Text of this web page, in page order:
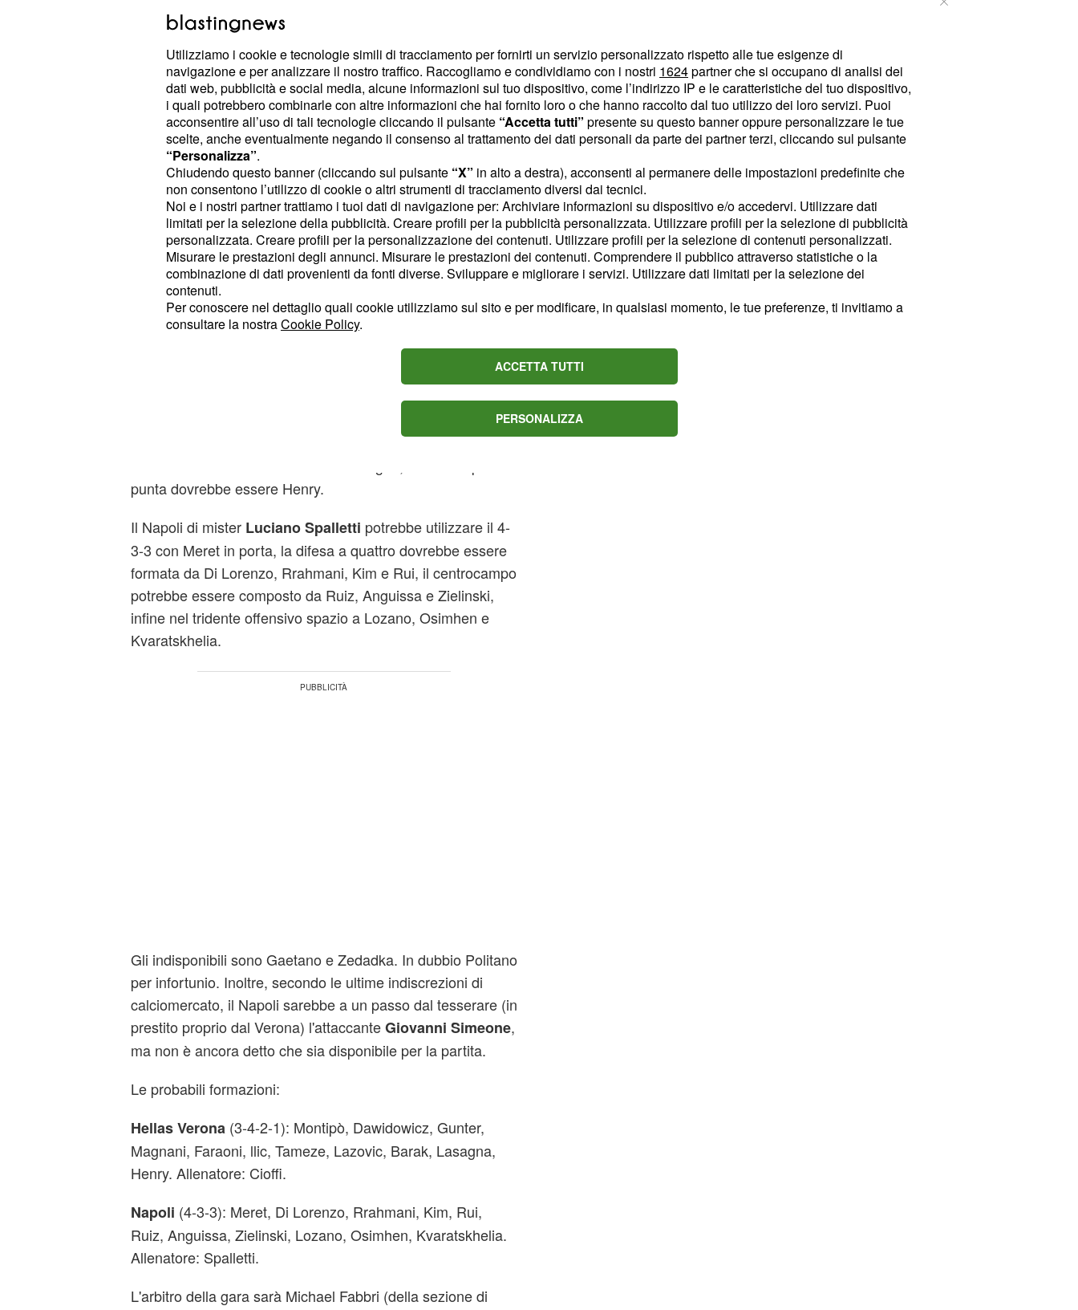
Negli variprecedenti
tra le due squadre, i partenopei hanno
vinto 43 volte, gli scaligeri si sono imposti in 18 occasioni e
le restanti 25 volte si sono registrati dei pareggi. In questi
incontri il Napoli ha segnato 113 gol, mentre il Verona è
andato in rete 69 volte.
Verso Hellas Verona-Napoli: le
probabili formazioni di Cioffi e di
modulo 3-4-2-1 con Montipò in porta, la difesa sarà
centrocampo spazio a Faraoni, IIic, Tameze, Lazovic, i due
punta dovrebbe essere Henry.
Il Napoli di mister Luciano Spalletti potrebbe utilizzare il 4-
3-3 con Meret in porta, la difesa a quattro dovrebbe essere
formata da Di Lorenzo, Rrahmani, Kim e Rui, il centrocampo
potrebbe essere composto da Ruiz, Anguissa e Zielinski,
infine nel tridente offensivo spazio a Lozano, Osimhen e
Kvaratskhelia.
Gli indisponibili sono Gaetano e Zedadka. In dubbio Politano
per infortunio. Inoltre, secondo le ultime indiscrezioni di
calciomercato, il Napoli sarebbe a un passo dal tesserare (in
prestito proprio dal Verona) l'attaccanteGiovanni Simeone,
ma non è ancora detto che sia disponibile per la partita.
Le probabili formazioni:
Hellas Verona (3-4-2-1): Montipò, Dawidowicz, Gunter,
Magnani, Faraoni, llic, Tameze, Lazovic, Barak, Lasagna,
Henry. Allenatore: Cioffi.
Napoli (4-3-3): Meret, Di Lorenzo, Rrahmani, Kim, Rui,
Ruiz, Anguissa, Zielinski, Lozano, Osimhen, Kvaratskhelia.
Allenatore: Spalletti.
L'arbitro della gara sarà Michael Fabbri (della sezione di
Utilizziamo i cookie e tecnologie simili di tracciamento per fornirti un servizio personalizzato rispetto alle tue esigenze di
navigazione e per analizzare il nostro traffico. Raccogliamo e condividiamo con i nostri 1624partner che si occupano di analisi dei
dati web, pubblicità e social media, alcune informazioni sul tuo dispositivo, come l’indirizzo IP e le caratteristiche del tuo dispositivo,
i quali potrebbero combinarle con altre informazioni che hai fornito loro o che hanno raccolto dal tuo utilizzo dei loro servizi. Puoi
acconsentire all’uso di tali tecnologie cliccando il pulsante “Accetta tutti” presente su questo banner oppure personalizzare le tue
scelte, anche eventualmente negando il consenso al trattamento dei dati personali da parte dei partner terzi, cliccando sul pulsante
“Personalizza”.
Chiudendo questo banner (cliccando sul pulsante “X” in alto a destra), acconsenti al permanere delle impostazioni predefinite che
non consentono l’utilizzo di cookie o altri strumenti di tracciamento diversi dai tecnici.
Noi e i nostri partner trattiamo i tuoi dati di navigazione per: Archiviare informazioni su dispositivo e/o accedervi. Utilizzare dati
limitati per la selezione della pubblicità. Creare profili per la pubblicità personalizzata. Utilizzare profili per la selezione di pubblicità
personalizzata. Creare profili per la personalizzazione dei contenuti. Utilizzare profili per la selezione di contenuti personalizzati.
Misurare le prestazioni degli annunci. Misurare le prestazioni dei contenuti. Comprendere il pubblico attraverso statistiche o la
combinazione di dati provenienti da fonti diverse. Sviluppare e migliorare i servizi. Utilizzare dati limitati per la selezione dei
contenuti.
Per conoscere nel dettaglio quali cookie utilizziamo sul sito e per modificare, in qualsiasi momento, le tue preferenze, ti invitiamo a
consultare la nostraCookie Policy.
ACCETTA TUTTI
PERSONALIZZA